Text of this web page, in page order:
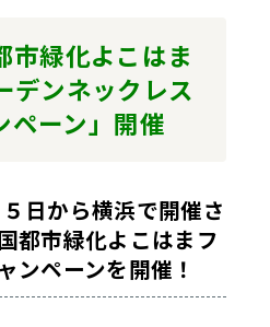
市緑化よこはま
デンネックレス
ペーン」開催
日から横浜で開催さ
都市緑化よこはまフ
ンペーンを開催！